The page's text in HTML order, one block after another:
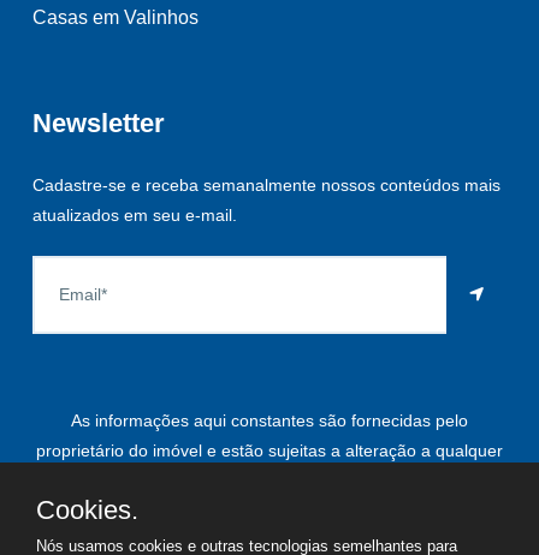
Casas em Valinhos
Newsletter
Cadastre-se e receba semanalmente nossos conteúdos mais
atualizados em seu e-mail.
As informações aqui constantes são fornecidas pelo
proprietário do imóvel e estão sujeitas a alteração a qualquer
Cookies.
Nós usamos cookies e outras tecnologias semelhantes para